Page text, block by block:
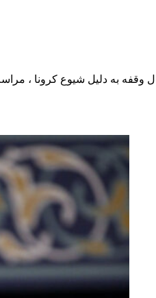
وقفه به دلیل شیوع کرونا ،